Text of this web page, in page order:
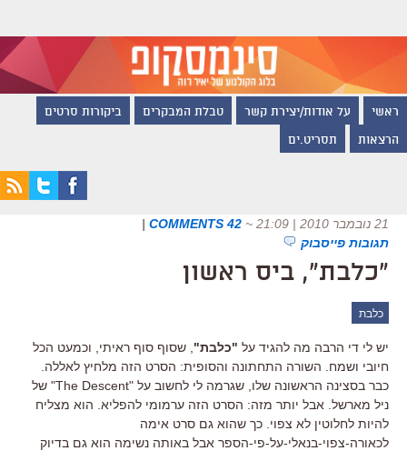
ראשי על אודות/יצירת קשר טבלת המבקרים ביקורות סרטים
הרצאות תסריט.ים
21 נובמבר 2010 | 21:09 ~
42 COMMENTS
|
תגובות פייסבוק
"כלבת", ביס ראשון
כלבת
יש לי די הרבה מה להגיד על "כלבת" , שסוף סוף ראיתי, וכמעט הכל
חיובי ושמח. השורה התחתונה והסופית: הסרט הזה מלחיץ לאללה.
כבר בסצינה הראשונה שלו, שגרמה לי לחשוב על "The Descent" של
ניל מארשל. אבל יותר מזה: הסרט הזה ערמומי להפליא. הוא מצליח
להיות לחלוטין לא צפוי. כך שהוא גם סרט אימה
לכאורה-צפוי-בנאלי-על-פי-הספר אבל באותה נשימה הוא גם בדיוק